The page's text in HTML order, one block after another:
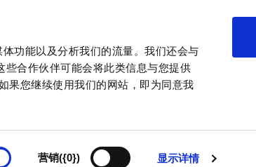
功能以及分析我们的流量。我们还会与
合作伙伴可能会将此类信息与您提供
果您继续使用我们的网站，即为同意我
营销({0}) 显示详情
门票价格
开放时间
碍人士的参观）